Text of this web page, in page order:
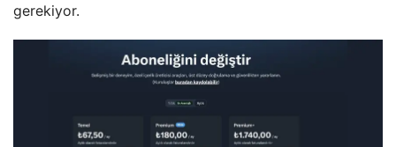
gerekiyor.